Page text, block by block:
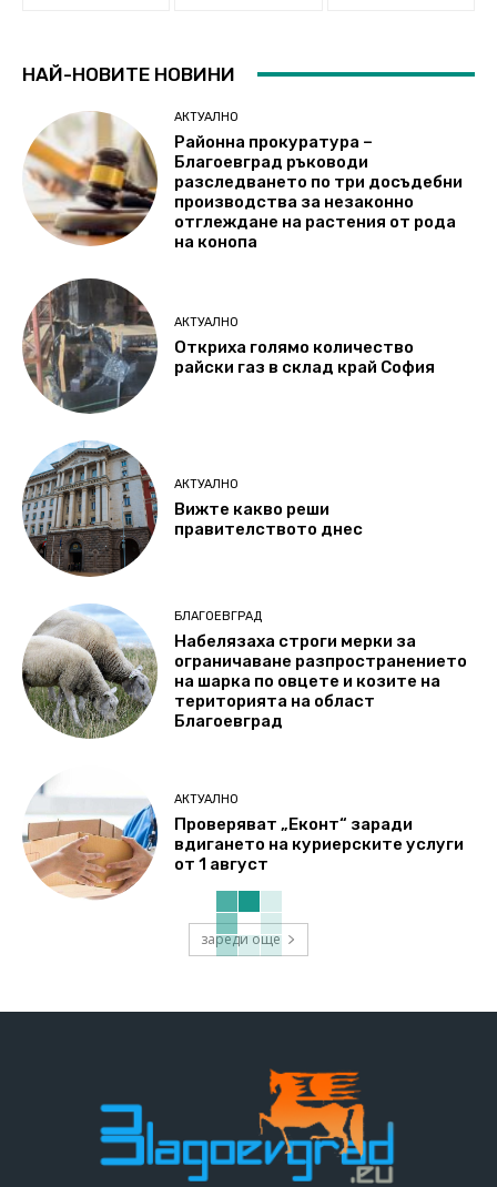
НАЙ-НОВИТЕ НОВИНИ
АКТУАЛНО
Районна прокуратура –
Благоевград ръководи
разследването по три досъдебни
производства за незаконно
отглеждане на растения от рода
на конопа
АКТУАЛНО
Откриха голямо количество
райски газ в склад край София
АКТУАЛНО
Вижте какво реши
правителството днес
БЛАГОЕВГРАД
Набелязаха строги мерки за
ограничаване разпространението
на шарка по овцете и козите на
територията на област
Благоевград
АКТУАЛНО
Проверяват „Еконт“ заради
вдигането на куриерските услуги
от 1 август
зареди още